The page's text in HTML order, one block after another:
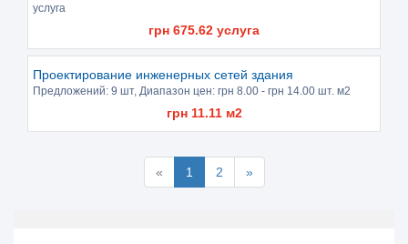
услуга
грн 675.62 услуга
Проектирование инженерных сетей здания
Предложений: 9 шт, Диапазон цен: грн 8.00 - грн 14.00 шт. м2
грн 11.11м2
« 1 2 »